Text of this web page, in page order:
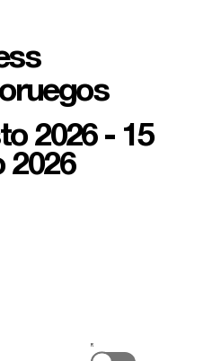
2026 - 15
2026
R